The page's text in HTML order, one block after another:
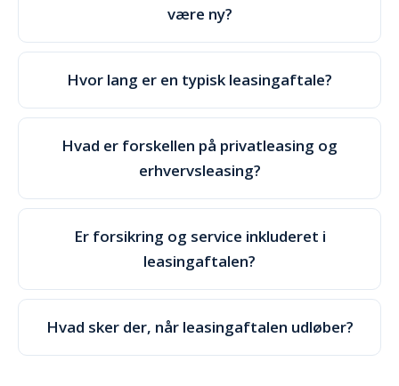
være ny?
Hvor lang er en typisk leasingaftale?
Hvad er forskellen på privatleasing og
erhvervsleasing?
Er forsikring og service inkluderet i
leasingaftalen?
Hvad sker der, når leasingaftalen udløber?